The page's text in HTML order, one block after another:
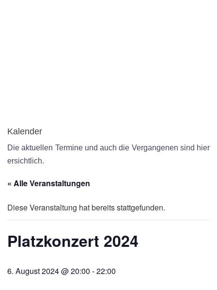
Kalender
Die aktuellen Termine und auch die Vergangenen sind hier
ersichtlich.
« Alle Veranstaltungen
Diese Veranstaltung hat bereits stattgefunden.
Platzkonzert 2024
6. August 2024 @ 20:00 -22:00